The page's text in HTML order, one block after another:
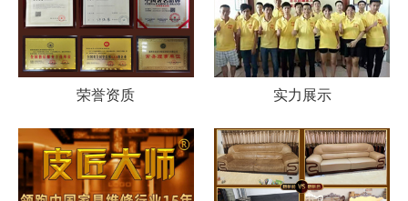
荣誉资质 实力展示